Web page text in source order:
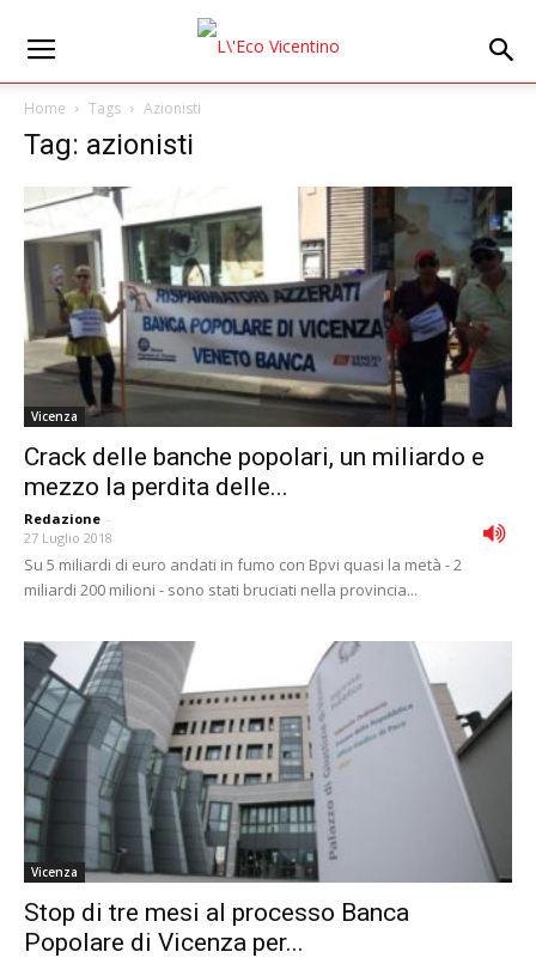
Home Tags Azionisti
Tag: azionisti
Vicenza
Crack delle banche popolari, un miliardo e
mezzo la perdita delle...
Redazione -
27 Luglio 2018
Su 5 miliardi di euro andati in fumo con Bpvi quasi la metà - 2
miliardi 200 milioni - sono stati bruciati nella provincia...
Vicenza
Stop di tre mesi al processo Banca
Popolare di Vicenza per...